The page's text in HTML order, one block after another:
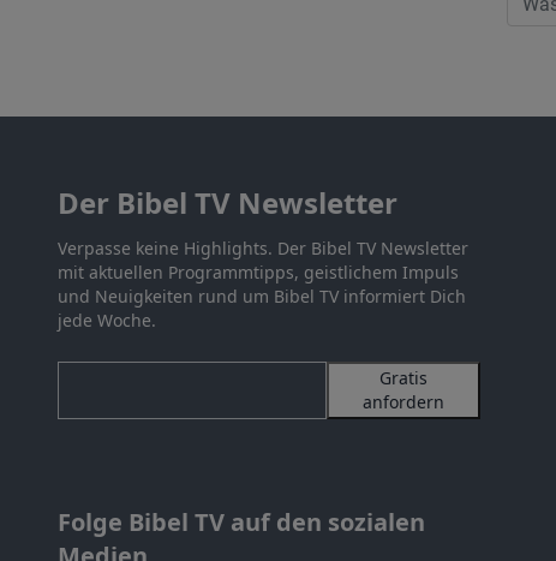
Der Bibel TV Newsletter
Verpasse keine Highlights. Der Bibel TV Newsletter
mit aktuellen Programmtipps, geistlichem Impuls
und Neuigkeiten rund um Bibel TV informiert Dich
jede Woche.
Gratis
anfordern
Folge Bibel TV auf den sozialen